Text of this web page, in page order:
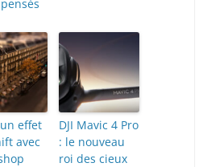
effet
avec
DJI Mavic 4 Pro
: le nouveau
roi des cieux